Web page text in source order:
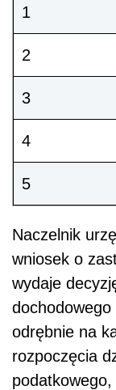
1
2
3
4
5
Naczelnik
wniosek o
wydaje
odrębnie na
rozpoczęcia